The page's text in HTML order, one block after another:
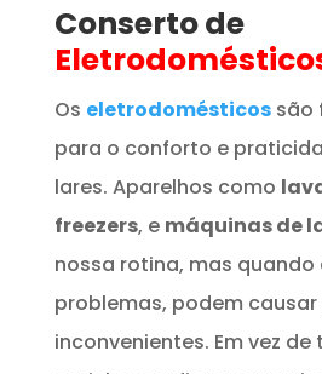
Conserto de
Os eletrodomésticos são
para o conforto e
lares. Aparelhos como
freezers, e máquinas de
nossa rotina, mas
problemas, podem
inconvenientes. Em vez